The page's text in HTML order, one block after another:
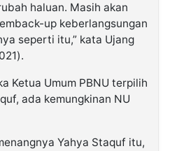
haluan. Masih akan
up keberlangsungan
seperti itu,” kata Ujang
Ketua Umum PBNU terpilih
ada kemungkinan NU
Yahya Staquf itu,